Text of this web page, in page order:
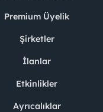
Premium Üyelik
Şirketler
İlanlar
Etkinlikler
Ayrıcalıklar